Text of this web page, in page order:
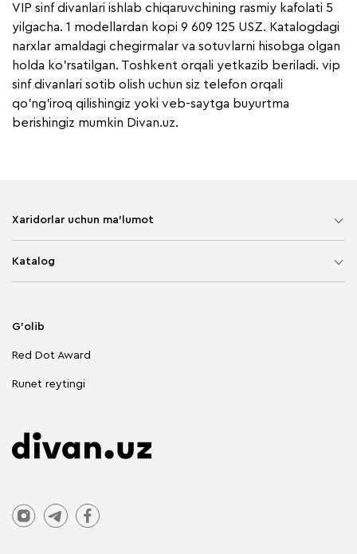
VIP sinf divanlari ishlab chiqaruvchining rasmiy kafolati 5
yilgacha. 1 modellardan kopi 9 609 125 USZ. Katalogdagi
narxlar amaldagi chegirmalar va sotuvlarni hisobga olgan
holda ko'rsatilgan. Toshkent orqali yetkazib beriladi. vip
sinf divanlari sotib olish uchun siz telefon orqali
qo'ng'iroq qilishingiz yoki veb-saytga buyurtma
berishingiz mumkin Divan.uz.
Xaridorlar uchun ma'lumot
Katalog
G'olib
Red Dot Award
Runet reytingi